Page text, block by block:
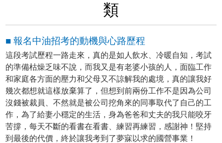
類
■ 報名中油招考的動機與心路歷程
這段考試歷程一路走來，真的是如人飲水、冷暖自知，考試
的準備枯燥乏味不說，而我又是有老婆小孩的人，面臨工作
和家庭各方面的壓力和父母又不諒解我的處境，真的讓我好
幾次都想就這樣放棄算了，但想到前兩份工作不是因為公司
沒錢被裁員、不然就是被公司挖角來的同事取代了自己的工
作，為了給妻小穩定的生活，身為爸爸和丈夫的我只能咬牙
苦撐，每天不斷的看書在看書、練習再練習，感謝神！堅持
到最後的代價，終於讓我考到了夢寐以求的國營事業！